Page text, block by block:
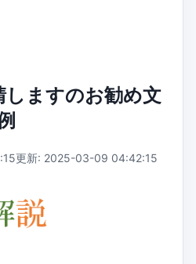
しますのお勧め文
更新: 2025-03-09 04:42:15